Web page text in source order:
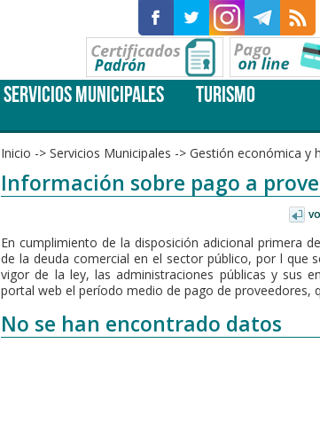
SERVICIOS MUNICIPALES TURISMO
Inicio -> Servicios Municipales -> Gestión económica y
Información sobre pago a
En cumplimiento de la disposición adicional primera
de la deuda comercial en el sector público, por l que
vigor de la ley, las administraciones públicas y sus
portal web el período medio de pago de proveedores,
No se han encontrado datos